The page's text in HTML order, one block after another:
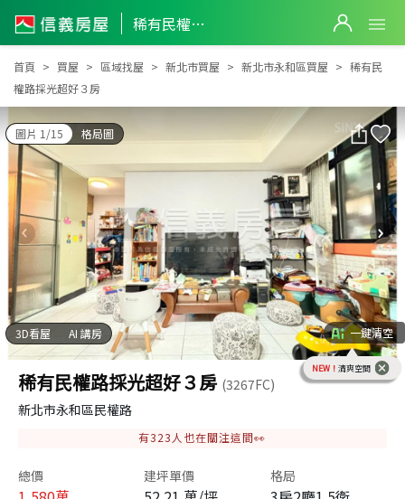
稀有民權路採光超好３房
稀有民權路採光超好３房
首頁 買屋 區域找屋 新北市買屋 新北市永和區買屋
稀有民
權路採光超好３房
圖片 1/15 格局圖
3D看屋 AI 講房 一鍵清空
NEW！ 清爽空間
稀有民權路採光超好３房 (3267FC)
新北市永和區民權路
有323 人也在關注這間👀
總價 建坪單價 格局